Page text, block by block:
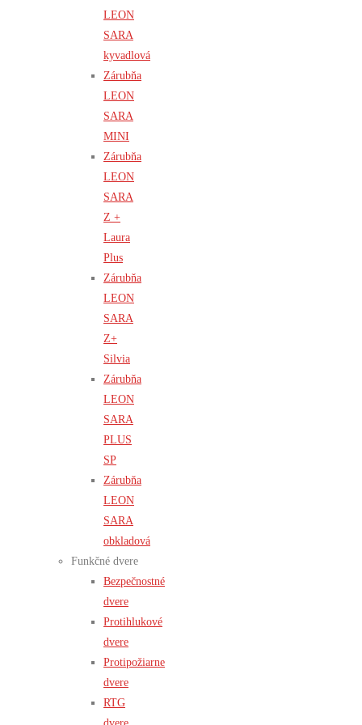
LEON
SARA
kyvadlová
Zárubňa
LEON
SARA
MINI
Zárubňa
LEON
SARA
Z +
Laura
Plus
Zárubňa
LEON
SARA
Z+
Silvia
Zárubňa
LEON
SARA
PLUS
SP
Zárubňa
LEON
SARA
obkladová
Funkčné dvere
Bezpečnostné
dvere
Protihlukové
dvere
Protipožiarne
dvere
RTG